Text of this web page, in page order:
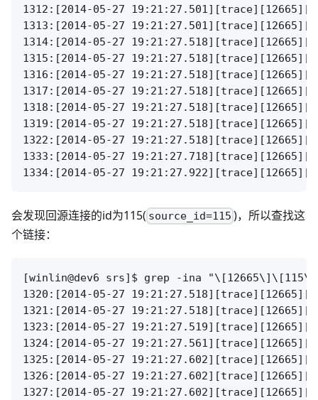
1312:[2014-05-27
1313:[2014-05-27
1314:[2014-05-27
1315:[2014-05-27
1316:[2014-05-27
1317:[2014-05-27
1318:[2014-05-27
1319:[2014-05-27
1322:[2014-05-27
1333:[2014-05-27
会发现回源连接的id为115( source_id=115 )，所以查找这
个链接：
[winlin@dev6 srs]$ grep -ina
1320:[2014-05-27
1321:[2014-05-27
1323:[2014-05-27
1324:[2014-05-27
1325:[2014-05-27
1326:[2014-05-27
1327:[2014-05-27